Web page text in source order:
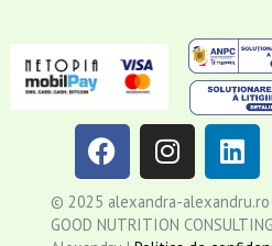
© 2025 alexandra-
GOOD NUTRITION
F
a
c
e
I
n
s
t
L
i
n
k